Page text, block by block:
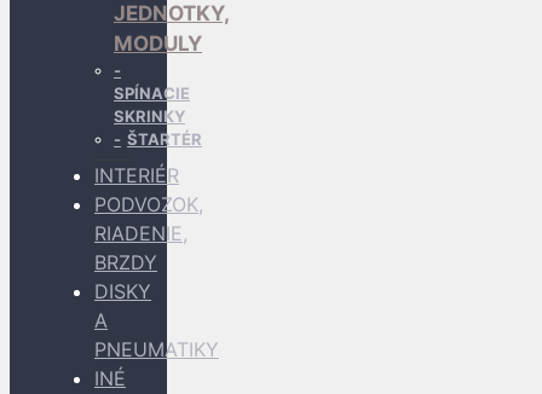
JEDNOTKY,
MODULY
SPÍNACIE
SKRINKY
ŠTARTÉR
INTERIÉR
PODVOZOK,
RIADENIE,
BRZDY
DISKY
A
PNEUMATIKY
INÉ